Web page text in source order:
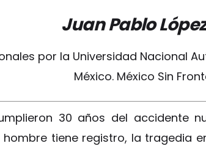
Juan Pablo
por la Universidad Nacional
México. México Sin
30 años del accidente
tiene registro, la tragedia